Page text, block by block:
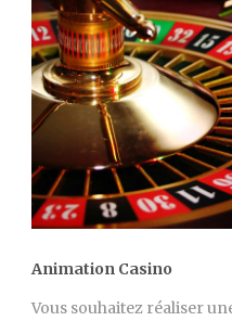
Animation Casino
Vous souhaitez réaliser